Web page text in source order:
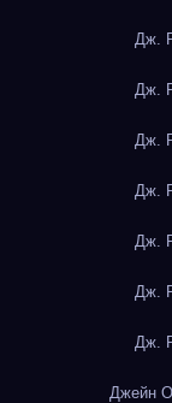
Дж.
Дж.
Дж.
Дж.
Дж.
Дж.
Дж.
Джейн